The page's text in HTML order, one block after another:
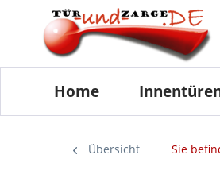
Home
Übersicht Sie